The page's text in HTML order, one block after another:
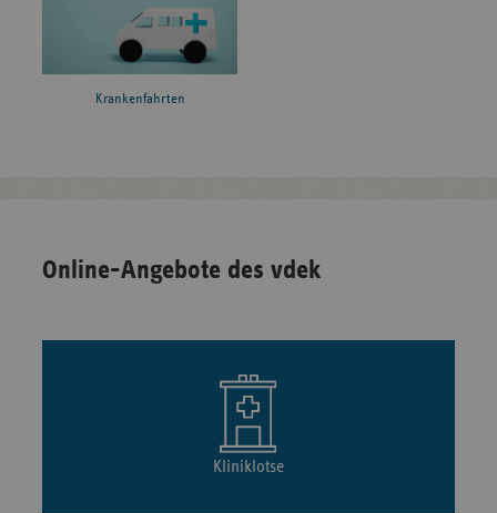
Krankenfahrten
Online-Angebote des vdek
Kliniklotse